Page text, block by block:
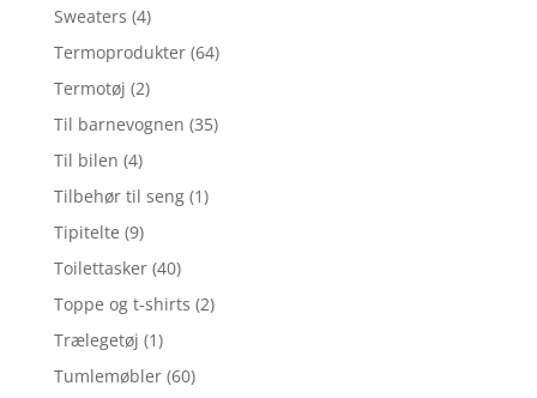
Sweaters (4)
Termoprodukter (64)
Termotøj (2)
Til barnevognen (35)
Til bilen (4)
Tilbehør til seng (1)
Tipitelte (9)
Toilettasker (40)
Toppe og t-shirts (2)
Trælegetøj (1)
Tumlemøbler (60)